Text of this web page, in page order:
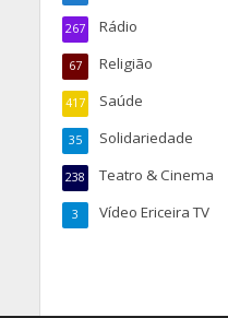
Rádio
267
Religião
67
Saúde
417
Solidariedade
35
Teatro & Cinema
238
Vídeo Ericeira TV
3